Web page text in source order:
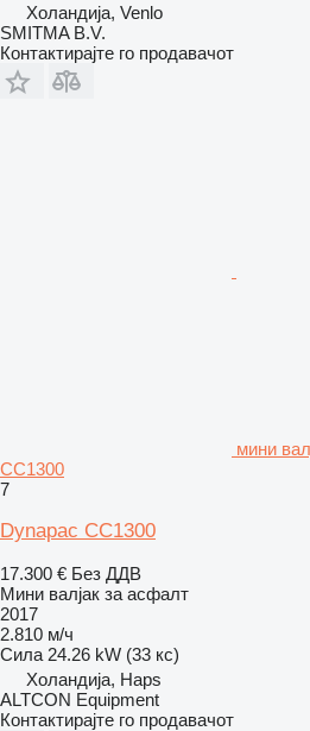
Холандија, Venlo
SMITMA B.V.
Контактирајте го продавачот
мини
CC1300
7
Dynapac CC1300
17.300 € Без ДДВ
Мини валјак за асфалт
2017
2.810 м/ч
Сила 24.26 kW (33 кс)
Холандија, Haps
ALTCON Equipment
Контактирајте го продавачот